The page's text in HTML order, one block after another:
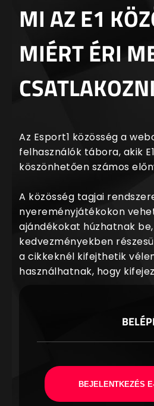
MI AZ E1
MIÉRT ÉRI
Az Esport1 közösség a
felhasználók tábora, akik
köszönhetően számos
A közösség tagjai
nyereményjátékokon
ajándékokat húzhatnak
kedvezményekben
a cikkeknél kifejthetik
használhatnak, hogy
BEJELENTKEZÉS